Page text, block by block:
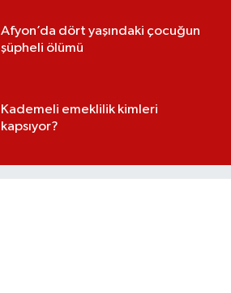
Afyon’da dört yaşındaki çocuğun
şüpheli ölümü
Kademeli emeklilik kimleri
kapsıyor?